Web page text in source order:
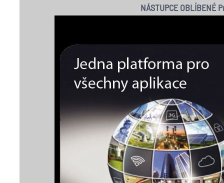
NÁSTUPCE OBLÍBENÉ